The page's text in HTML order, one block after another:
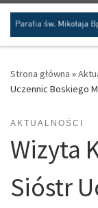
Przejdź do treści
Strona główna »
Uczennic Boskiego
AKTUALNOŚCI
Wizyta
Sióstr